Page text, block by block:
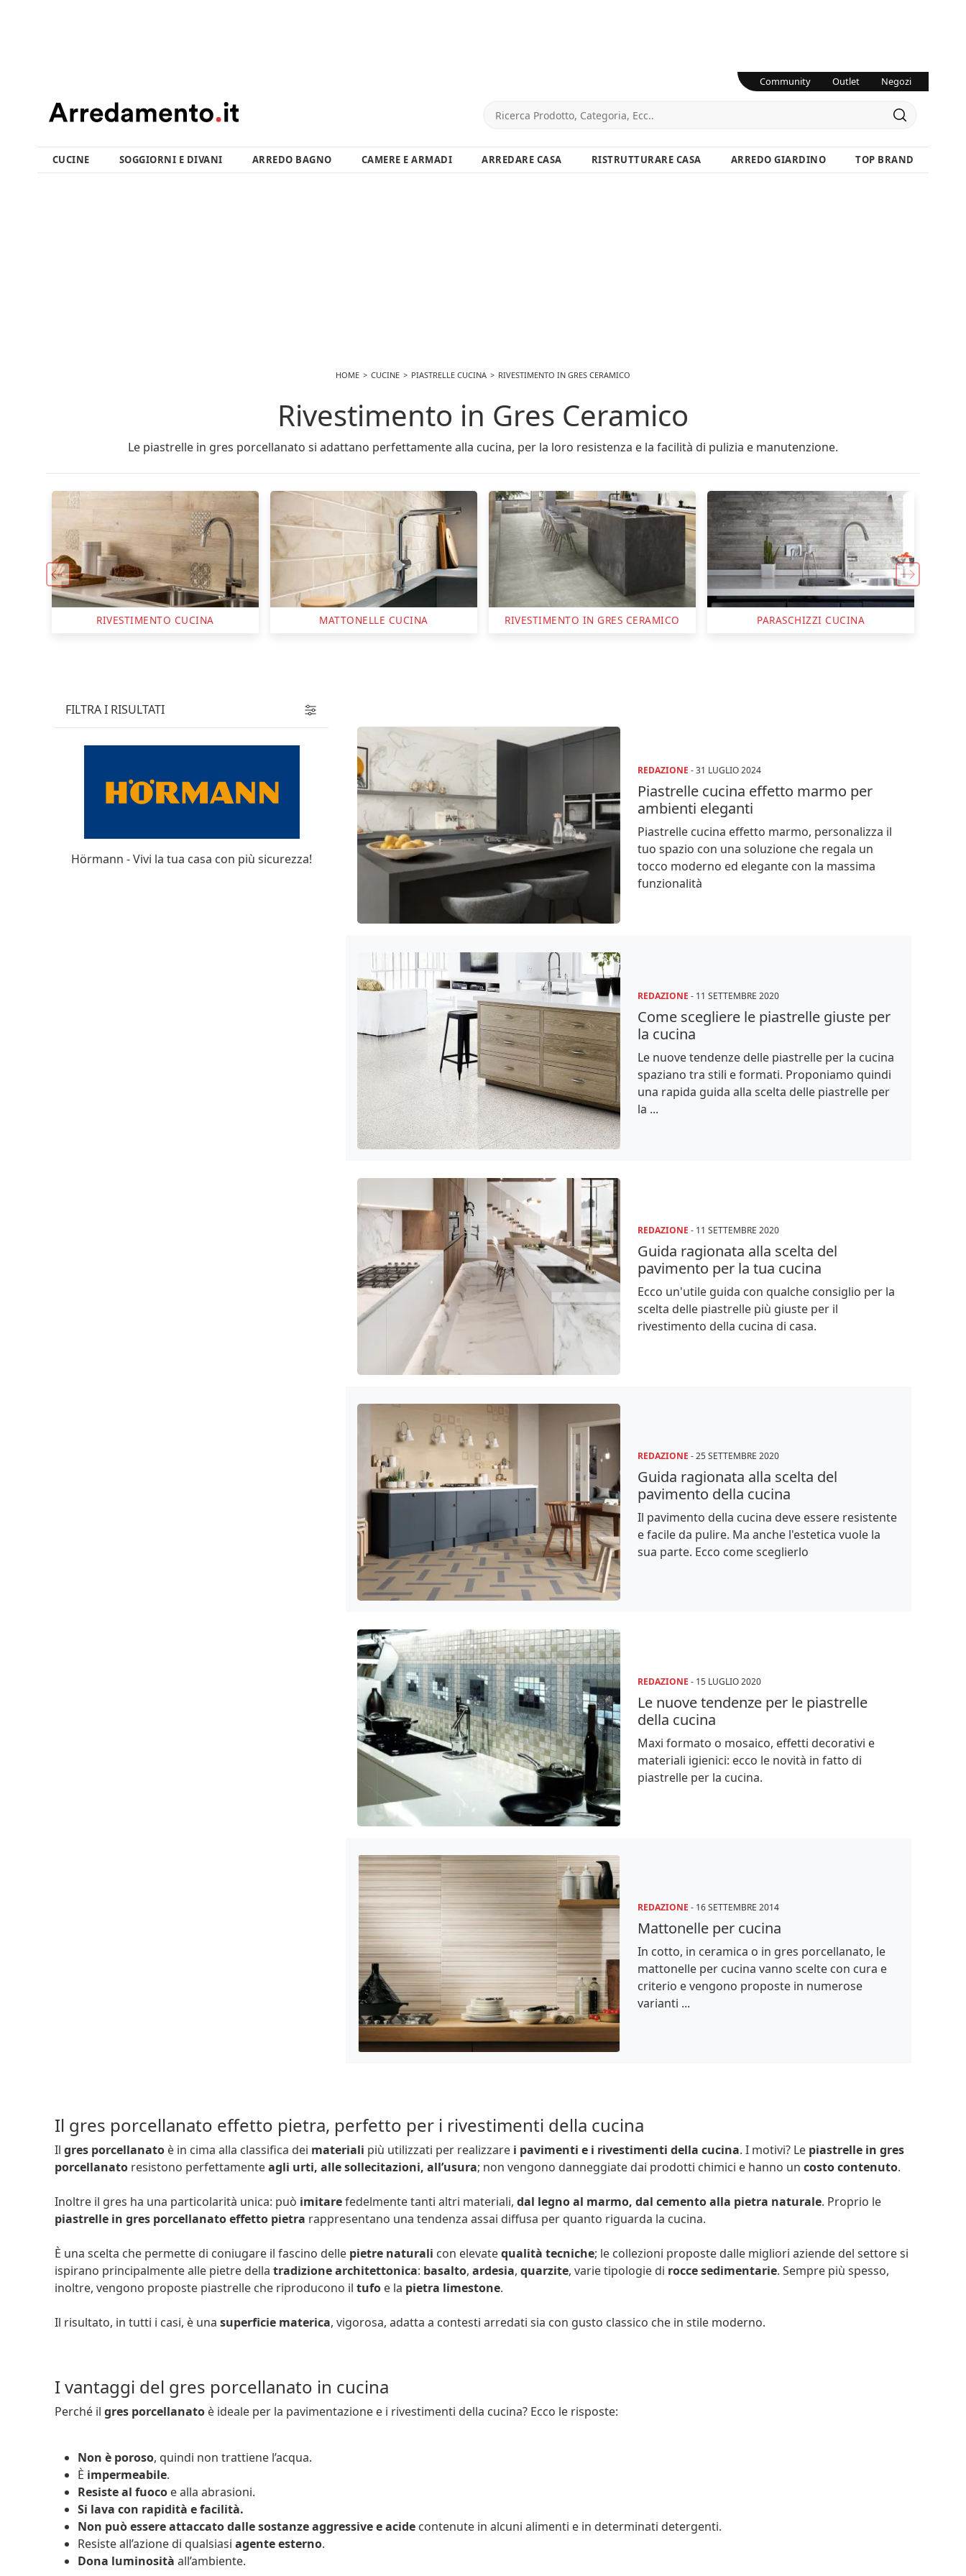
Community Outlet Negozi
CUCINE SOGGIORNI E DIVANI ARREDO BAGNO CAMERE E ARMADI ARREDARE CASA RISTRUTTURARE CASA ARREDO GIARDINO TOP BRAND
HOME CUCINE PIASTRELLE CUCINA RIVESTIMENTO IN GRES CERAMICO
Rivestimento in Gres Ceramico
Le piastrelle in gres porcellanato si adattano perfettamente alla cucina, per la loro resistenza e la facilità di pulizia e manutenzione.
MATTONELLE CUCINA RIVESTIMENTO IN GRES CERAMICO PARASCHIZZI CUCINA RIVESTIMENTO CUCINA
REDAZIONE -31 LUGLIO 2024
Piastrelle cucina effetto marmo per
ambienti eleganti
Piastrelle cucina effetto marmo, personalizza il
tuo spazio con una soluzione che regala un
tocco moderno ed elegante con la massima
funzionalità
REDAZIONE - 11 SETTEMBRE 2020
Come scegliere le piastrelle giuste per
la cucina
Le nuove tendenze delle piastrelle per la cucina
spaziano tra stili e formati. Proponiamo quindi
una rapida guida alla scelta delle piastrelle per
la ...
REDAZIONE - 11 SETTEMBRE 2020
Guida ragionata alla scelta del
pavimento per la tua cucina
Ecco un'utile guida con qualche consiglio per la
scelta delle piastrelle più giuste per il
rivestimento della cucina di casa.
REDAZIONE -25 SETTEMBRE 2020
Guida ragionata alla scelta del
pavimento della cucina
Il pavimento della cucina deve essere resistente
e facile da pulire. Ma anche l'estetica vuole la
sua parte. Ecco come sceglierlo
REDAZIONE - 15 LUGLIO 2020
Le nuove tendenze per le piastrelle
della cucina
Maxi formato o mosaico, effetti decorativi e
materiali igienici: ecco le novità in fatto di
piastrelle per la cucina.
REDAZIONE - 16 SETTEMBRE 2014
Mattonelle per cucina
In cotto, in ceramica o in gres porcellanato, le
mattonelle per cucina vanno scelte con cura e
criterio e vengono proposte in numerose
varianti ...
FILTRA I RISULTATI
Hörmann - Vivi la tua casa con più sicurezza!
Il gres porcellanato effetto pietra, perfetto per i rivestimenti della cucina
Il gres porcellanato è in cima alla classifica dei materiali più utilizzati per realizzare i pavimenti e i rivestimenti della cucina. I motivi? Le piastrelle in gres
porcellanato resistono perfettamenteagli urti, alle sollecitazioni, all’usura; non vengono danneggiate dai prodotti chimici e hanno un costo contenuto.
Inoltre il gres ha una particolarità unica: può imitarefedelmente tanti altri materiali, dal legno al marmo, dal cemento alla pietra naturale. Proprio le
piastrelle in gres porcellanato effetto pietra rappresentano una tendenza assai diffusa per quanto riguarda la cucina.
È una scelta che permette di coniugare il fascino delle pietre naturali con elevatequalità tecniche; le collezioni proposte dalle migliori aziende del settore si
ispirano principalmente alle pietre della tradizione architettonica: basalto, ardesia, quarzite, varie tipologie di rocce sedimentarie. Sempre più spesso,
inoltre, vengono proposte piastrelle che riproducono il tufo e la pietra limestone.
Il risultato, in tutti i casi, è una superficie materica, vigorosa, adatta a contesti arredati sia con gusto classico che in stile moderno.
I vantaggi del gres porcellanato in cucina
Perché il gres porcellanato è ideale per la pavimentazione e i rivestimenti della cucina? Ecco le risposte:
Non è poroso, quindi non trattiene l’acqua.
È impermeabile.
Resiste al fuoco e alla abrasioni.
Si lava con rapidità e facilità.
Non può essere attaccato dalle sostanze aggressive e acide contenute in alcuni alimenti e in determinati detergenti.
Resiste all’azione di qualsiasi agente esterno.
Dona luminosità all’ambiente.